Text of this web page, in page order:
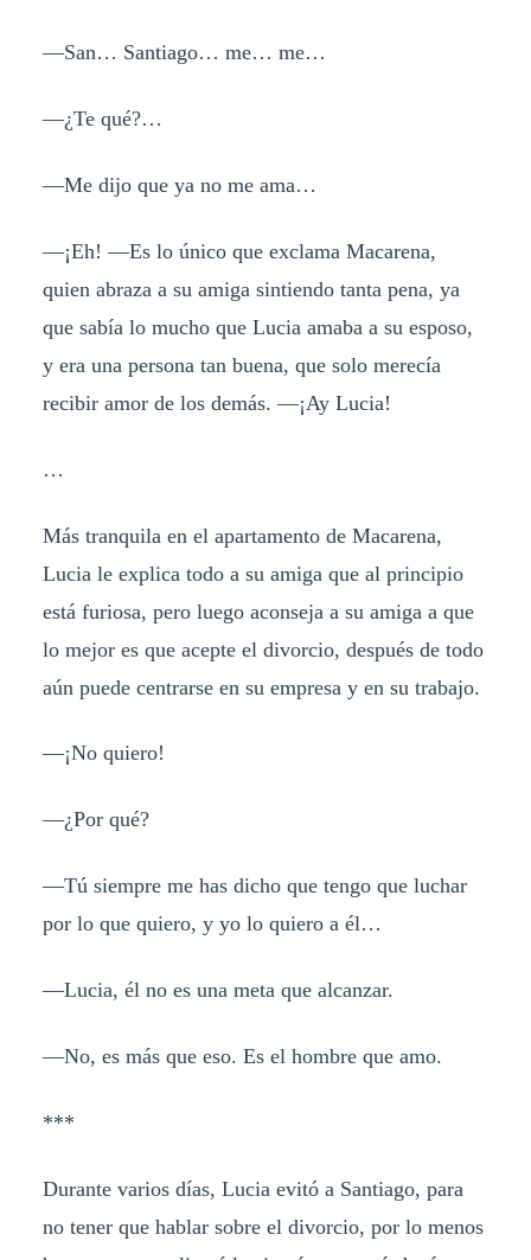
—San… Santiago… me… me…
—¿Te qué?…
—Me dijo que ya no me ama…
—¡Eh! —Es lo único que exclama Macarena,
quien abraza a su amiga sintiendo tanta pena, ya
que sabía lo mucho que Lucia amaba a su esposo,
y era una persona tan buena, que solo merecía
recibir amor de los demás. —¡Ay Lucia!
…
Más tranquila en el apartamento de Macarena,
Lucia le explica todo a su amiga que al principio
está furiosa, pero luego aconseja a su amiga a que
lo mejor es que acepte el divorcio, después de todo
aún puede centrarse en su empresa y en su trabajo.
—¡No quiero!
—¿Por qué?
—Tú siempre me has dicho que tengo que luchar
por lo que quiero, y yo lo quiero a él…
—Lucia, él no es una meta que alcanzar.
—No, es más que eso. Es el hombre que amo.
***
Durante varios días, Lucia evitó a Santiago, para
no tener que hablar sobre el divorcio, por lo menos